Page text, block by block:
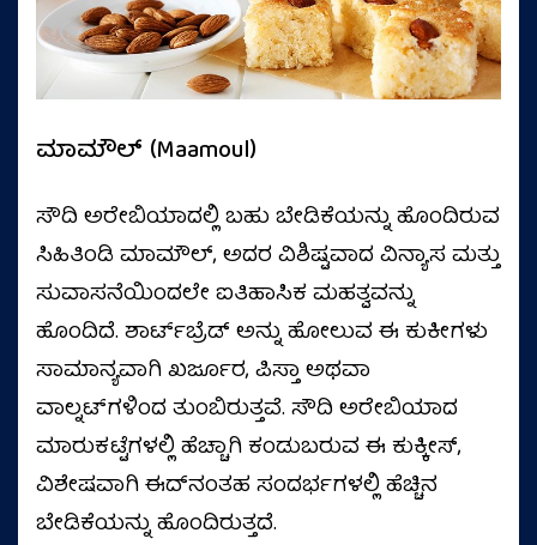
ಮಾಮೌಲ್ (Maamoul)
ಸೌದಿ ಅರೇಬಿಯಾದಲ್ಲಿ ಬಹು ಬೇಡಿಕೆಯನ್ನು ಹೊಂದಿರುವ
ಸಿಹಿತಿಂಡಿ ಮಾಮೌಲ್, ಅದರ ವಿಶಿಷ್ಟವಾದ ವಿನ್ಯಾಸ ಮತ್ತು
ಸುವಾಸನೆಯಿಂದಲೇ ಐತಿಹಾಸಿಕ ಮಹತ್ವವನ್ನು
ಹೊಂದಿದೆ. ಶಾರ್ಟ್‌ಬ್ರೆಡ್ ಅನ್ನು ಹೋಲುವ ಈ ಕುಕೀಗಳು
ಸಾಮಾನ್ಯವಾಗಿ ಖರ್ಜೂರ, ಪಿಸ್ತಾ ಅಥವಾ
ವಾಲ್ನಟ್‌ಗಳಿಂದ ತುಂಬಿರುತ್ತವೆ. ಸೌದಿ ಅರೇಬಿಯಾದ
ಮಾರುಕಟ್ಟೆಗಳಲ್ಲಿ ಹೆಚ್ಚಾಗಿ ಕಂಡುಬರುವ ಈ ಕುಕ್ಕೀಸ್‌,
ವಿಶೇಷವಾಗಿ ಈದ್‌ನಂತಹ ಸಂದರ್ಭಗಳಲ್ಲಿ ಹೆಚ್ಚಿನ
ಬೇಡಿಕೆಯನ್ನು ಹೊಂದಿರುತ್ತದೆ.